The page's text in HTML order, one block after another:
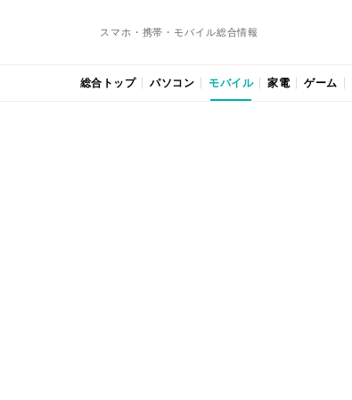
スマホ・携帯・モバイル総合情報
総合トップ パソコン モバイル 家電 ゲーム